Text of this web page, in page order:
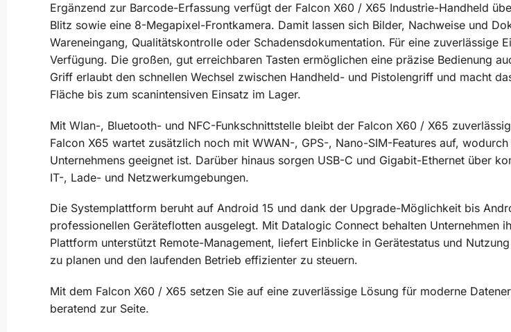
Ergänzend zur Barcode-Erfassung verfügt der Falcon X60 / X65 Industrie-Handheld
Blitz sowie eine 8-Megapixel-Frontkamera. Damit lassen sich Bilder, Nachweise und
Wareneingang, Qualitätskontrolle oder Schadensdokumentation. Für eine zuverlässige
Verfügung. Die großen, gut erreichbaren Tasten ermöglichen eine präzise Bedienung
Griff erlaubt den schnellen Wechsel zwischen Handheld- und Pistolengriff und macht
Fläche bis zum scanintensiven Einsatz im Lager.
Mit Wlan-, Bluetooth- und NFC-Funkschnittstelle bleibt der Falcon X60 / X65
Falcon X65 wartet zusätzlich noch mit WWAN-, GPS-, Nano-SIM-Features auf,
Unternehmens geeignet ist. Darüber hinaus sorgen USB-C und Gigabit-Ethernet über
IT-, Lade- und Netzwerkumgebungen.
Die Systemplattform beruht auf Android 15 und dank der Upgrade-Möglichkeit bis
professionellen Geräteflotten ausgelegt. Mit Datalogic Connect behalten Unternehmen
Plattform unterstützt Remote-Management, liefert Einblicke in Gerätestatus und
zu planen und den laufenden Betrieb effizienter zu steuern.
Mit dem Falcon X60 / X65 setzen Sie auf eine zuverlässige Lösung für moderne
beratend zur Seite.